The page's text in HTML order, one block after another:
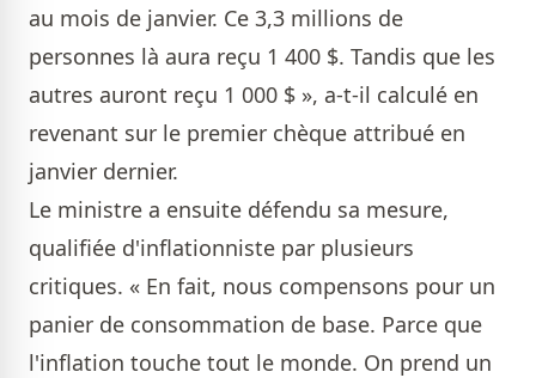
au mois de janvier. Ce 3,3 millions de
personnes là aura reçu 1 400 $. Tandis que les
autres auront reçu 1 000 $ », a-t-il calculé en
revenant sur le premier chèque attribué en
janvier dernier.
Le ministre a ensuite défendu sa mesure,
qualifiée d'inflationniste par plusieurs
critiques. « En fait, nous compensons pour un
panier de consommation de base. Parce que
l'inflation touche tout le monde. On prend un